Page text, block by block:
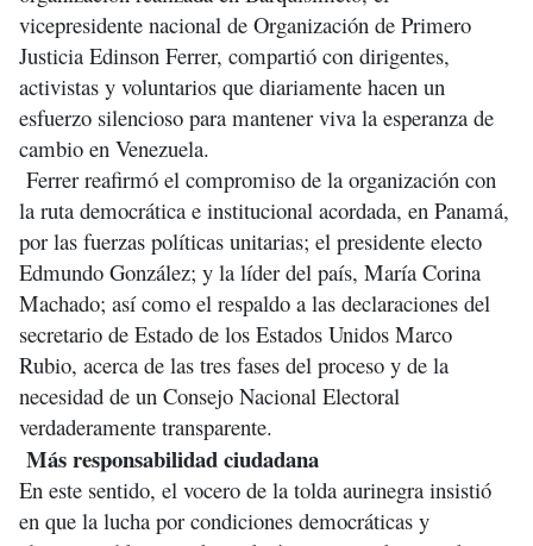
vicepresidente nacional de Organización de Primero
Justicia Edinson Ferrer, compartió con dirigentes,
activistas y voluntarios que diariamente hacen un
esfuerzo silencioso para mantener viva la esperanza de
cambio en Venezuela.
Ferrer reafirmó el compromiso de la organización con
la ruta democrática e institucional acordada, en Panamá,
por las fuerzas políticas unitarias; el presidente electo
Edmundo González; y la líder del país, María Corina
Machado; así como el respaldo a las declaraciones del
secretario de Estado de los Estados Unidos Marco
Rubio, acerca de las tres fases del proceso y de la
necesidad de un Consejo Nacional Electoral
verdaderamente transparente.
Más responsabilidad ciudadana
En este sentido, el vocero de la tolda aurinegra insistió
en que la lucha por condiciones democráticas y